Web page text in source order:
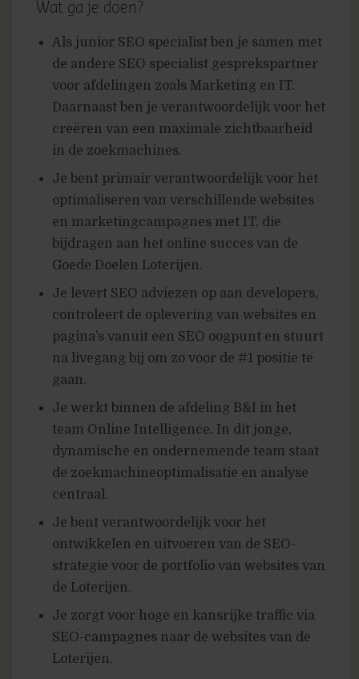
Wat ga je doen?
Als junior SEO specialist ben je samen met
de andere SEO specialist gesprekspartner
voor afdelingen zoals Marketing en IT.
Daarnaast ben je verantwoordelijk voor het
creëren van een maximale zichtbaarheid
in de zoekmachines.
Je bent primair verantwoordelijk voor het
optimaliseren van verschillende websites
en marketingcampagnes met IT, die
bijdragen aan het online succes van de
Goede Doelen Loterijen.
Je levert SEO adviezen op aan developers,
controleert de oplevering van websites en
pagina’s vanuit een SEO oogpunt en stuurt
na livegang bij om zo voor de #1 positie te
gaan.
Je werkt binnen de afdeling B&I in het
team Online Intelligence. In dit jonge,
dynamische en ondernemende team staat
de zoekmachineoptimalisatie en analyse
centraal.
Je bent verantwoordelijk voor het
ontwikkelen en uitvoeren van de SEO-
strategie voor de portfolio van websites van
de Loterijen.
Je zorgt voor hoge en kansrijke traffic via
SEO-campagnes naar de websites van de
Loterijen.